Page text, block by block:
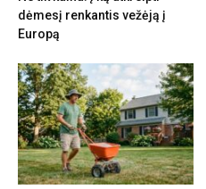
dėmesį renkantis vežėją į
Europą